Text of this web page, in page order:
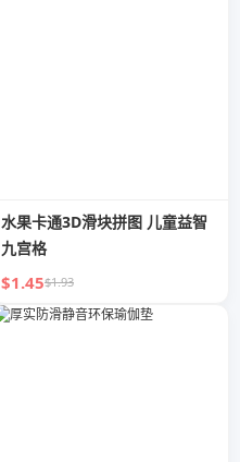
水果卡通3D滑块拼图 儿童益智
九宫格
$1.45$1.93